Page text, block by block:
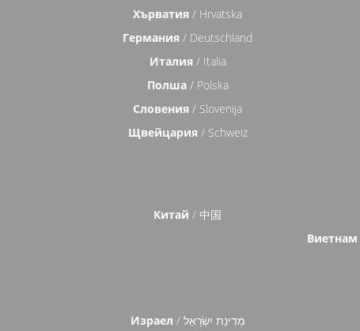
Хърватия / Hrvatska
Германия / Deutschland
Италия / Italia
Полша/ Polska
Словения / Slovenija
Щвейцария / Schweiz
Китай / 中国
Виетнам
Израел / מְדִינַת יִשְׂרָאֵל